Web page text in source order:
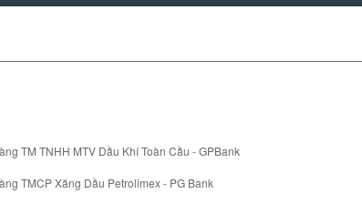
TM TNHH MTV Dầu Khí Toàn Cầu - GPBank
TMCP Xăng Dầu Petrolimex - PG Bank